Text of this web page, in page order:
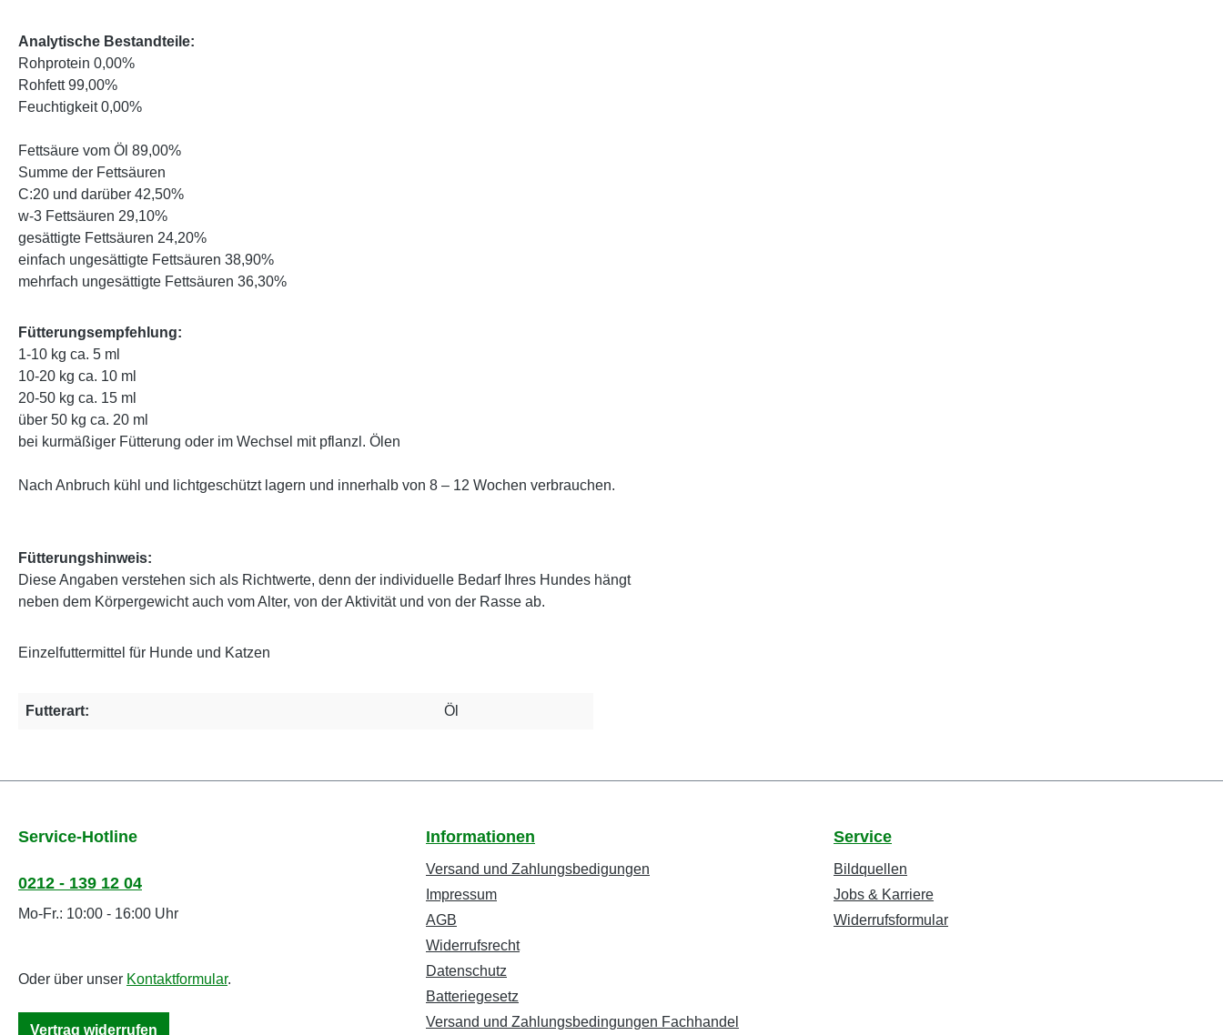
Analytische Bestandteile:
Rohprotein 0,00%
Rohfett 99,00%
Feuchtigkeit 0,00%
Fettsäure vom Öl 89,00%
Summe der Fettsäuren
C:20 und darüber 42,50%
w-3 Fettsäuren 29,10%
gesättigte Fettsäuren 24,20%
einfach ungesättigte Fettsäuren 38,90%
mehrfach ungesättigte Fettsäuren 36,30%
Fütterungsempfehlung:
1-10 kg ca. 5 ml
10-20 kg ca. 10 ml
20-50 kg ca. 15 ml
über 50 kg ca. 20 ml
bei kurmäßiger Fütterung oder im Wechsel mit pflanzl. Ölen
Nach Anbruch kühl und lichtgeschützt lagern und innerhalb von 8 – 12 Wochen verbrauchen.
Fütterungshinweis:
Diese Angaben verstehen sich als Richtwerte, denn der individuelle Bedarf Ihres Hundes hängt
neben dem Körpergewicht auch vom Alter, von der Aktivität und von der Rasse ab.
Einzelfuttermittel für Hunde und Katzen
Futterart: Öl
Service-Hotline
0212 - 139 12 04
Mo-Fr.: 10:00 - 16:00 Uhr
Oder über unser Kontaktformular.
Vertrag widerrufen
Informationen
Versand und Zahlungsbedigungen
Impressum
AGB
Widerrufsrecht
Datenschutz
Batteriegesetz
Versand und Zahlungsbedingungen Fachhandel
Service
Bildquellen
Jobs & Karriere
Widerrufsformular